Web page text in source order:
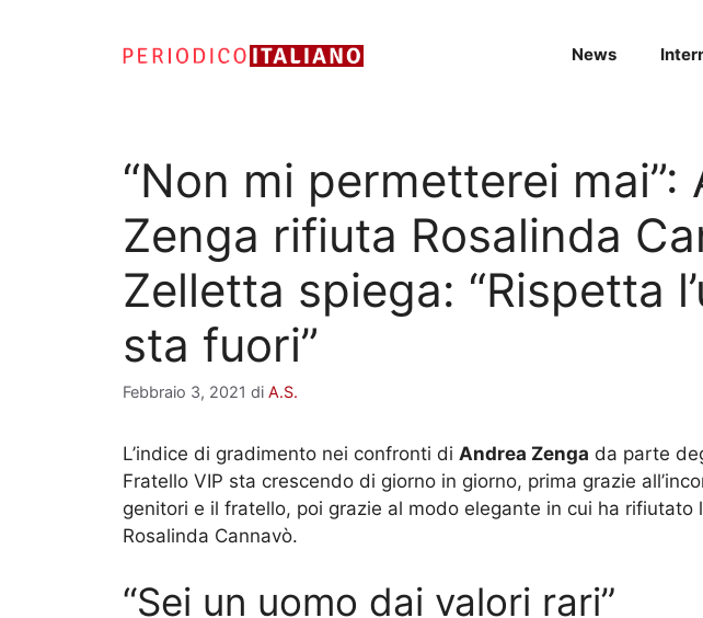
News
“Non mi permetterei mai”:
Zenga rifiuta Rosalinda
Zelletta spiega: “Rispetta
sta fuori”
Febbraio 3, 2021 di A.S.
L’indice di gradimento nei confronti di Andrea Zenga da parte
Fratello VIP sta crescendo di giorno in giorno, prima grazie
genitori e il fratello, poi grazie al modo elegante in cui ha rifiutato
Rosalinda Cannavò.
“Sei un uomo dai valori rari”